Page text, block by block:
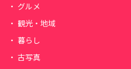
グルメ
観光・地域
暮らし
古写真